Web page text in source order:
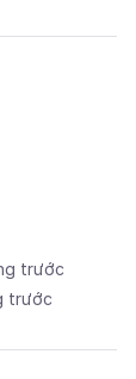
trước
trước